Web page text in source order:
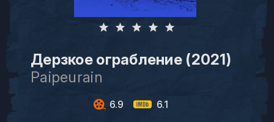
Дерзкое ограбление (2021)
Paipeurain
6.9 6.1